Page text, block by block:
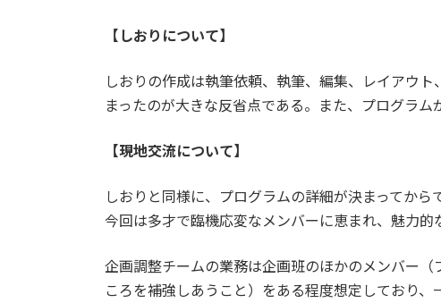
【しおりについて】
しおりの作成は執筆依頼、執筆、編集、レイアウ
まったのが大きな反省点である。また、プログラ
【現地交流について】
しおりと同様に、プログラムの詳細が決まってか
今回は多才で臨機応変なメンバーに恵まれ、魅力的
企画調整チームの業務は企画班のほかのメンバー
ころを補強しあうこと）をある程度想定しており